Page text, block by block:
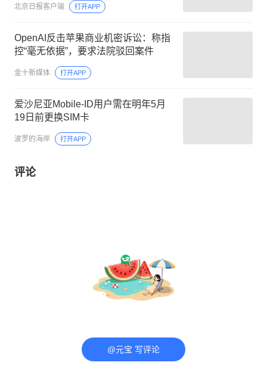
北京日报客户端 打开APP
OpenAI反击苹果商业机密诉讼：称指
控“毫无依据”，要求法院驳回案件
金十新媒体 打开APP
爱沙尼亚Mobile-ID用户需在明年5月
19日前更换SIM卡
波罗的海岸 打开APP
评论
@元宝 写评论